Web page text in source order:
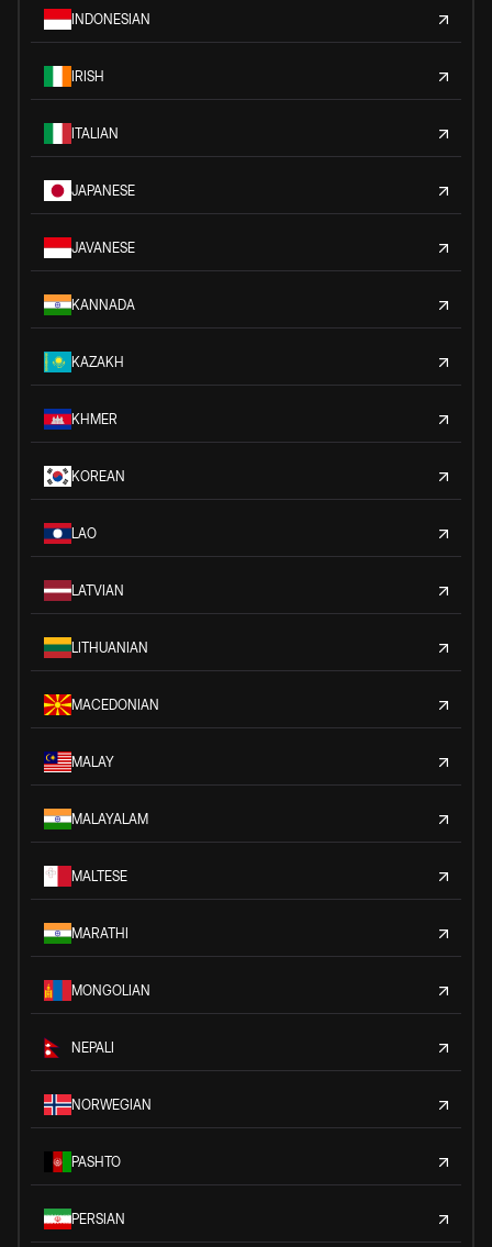
INDONESIAN
IRISH
ITALIAN
JAPANESE
JAVANESE
KANNADA
KAZAKH
KHMER
KOREAN
LAO
LATVIAN
LITHUANIAN
MACEDONIAN
MALAY
MALAYALAM
MALTESE
MARATHI
MONGOLIAN
NEPALI
NORWEGIAN
PASHTO
PERSIAN